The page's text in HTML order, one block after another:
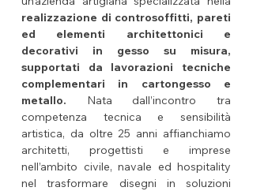
realizzazione di controsoffitti, pareti
ed elementi architettonici e
decorativi in gesso su misura,
supportati da lavorazioni tecniche
complementari in cartongesso e
metallo. Nata dall’incontro tra
competenza tecnica e sensibilità
artistica, da oltre 25 anni affianchiamo
architetti, progettisti e imprese
nell’ambito civile, navale ed hospitality
nel trasformare disegni in soluzioni